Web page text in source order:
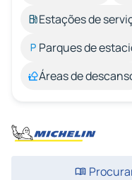
Estações de
Parques de
Áreas de